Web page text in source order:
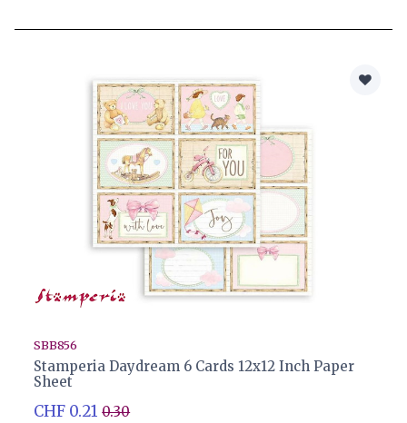
SBB856
Stamperia Daydream 6 Cards 12x12 Inch Paper
Sheet
CHF 0.21 0.30